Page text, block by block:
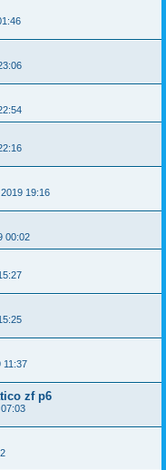
19:16
00:02
11:37
zf p6